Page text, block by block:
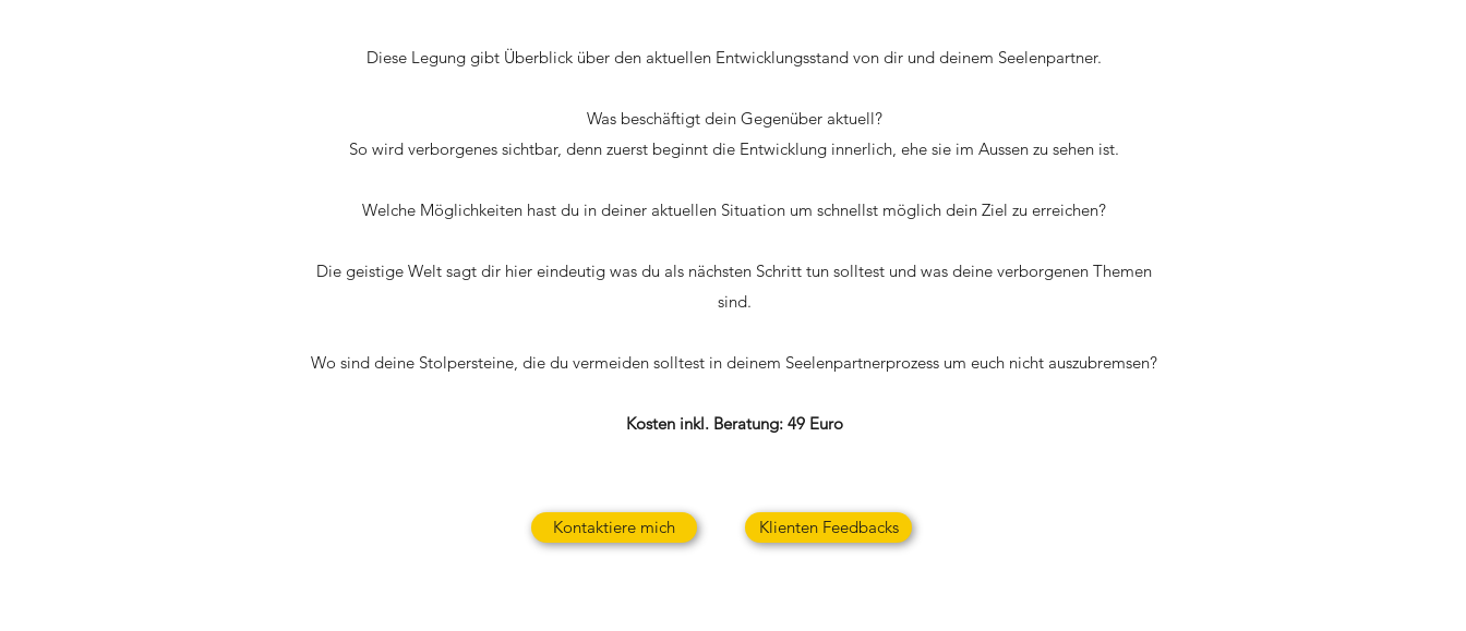
Diese Legung gibt Überblick über den aktuellen Entwicklungsstand von dir und deinem Seelenpartner.
Was beschäftigt dein Gegenüber aktuell?
So wird verborgenes sichtbar, denn zuerst beginnt die Entwicklung innerlich, ehe sie im Aussen zu sehen ist.
Welche Möglichkeiten hast du in deiner aktuellen Situation um schnellst möglich dein Ziel zu erreichen?
Die geistige Welt sagt dir hier eindeutig was du als nächsten Schritt tun solltest und was deine verborgenen Themen
sind.
Wo sind deine Stolpersteine, die du vermeiden solltest in deinem Seelenpartnerprozess um euch nicht auszubremsen?
Kosten inkl. Beratung: 49 Euro
Kontaktiere mich Klienten Feedbacks